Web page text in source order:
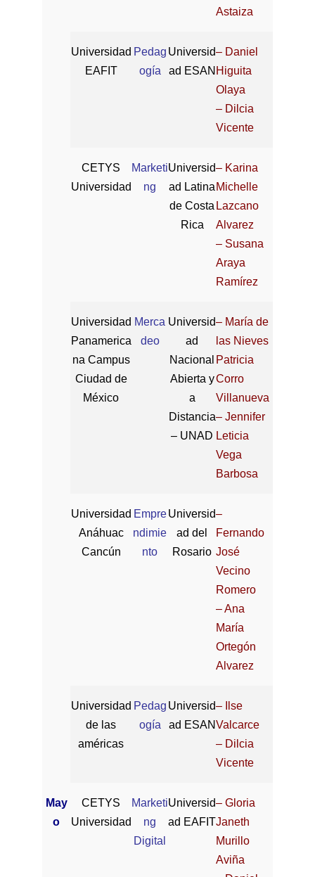
Astaiza
Universidad
EAFIT
Pedag
ogía
Universid
ad ESAN
– Daniel
Higuita
Olaya
– Dilcia
Vicente
CETYS
Universidad
Marketi
ng
Universid
ad Latina
de Costa
Rica
– Karina
Michelle
Lazcano
Alvarez
– Susana
Araya
Ramírez
Universidad
Panamerica
na Campus
Ciudad de
México
Merca
deo
Universid
ad
Nacional
Abierta y
a
Distancia
– UNAD
– María de
las Nieves
Patricia
Corro
Villanueva
– Jennifer
Leticia
Vega
Barbosa
Universidad
Anáhuac
Cancún
Empre
ndimie
nto
Universid
ad del
Rosario
–
Fernando
José
Vecino
Romero
– Ana
María
Ortegón
Alvarez
Universidad
de las
américas
Pedag
ogía
Universid
ad ESAN
– Ilse
Valcarce
– Dilcia
Vicente
May
o
CETYS
Universidad
Marketi
ng
Digital
Universid
ad EAFIT
– Gloria
Janeth
Murillo
Aviña